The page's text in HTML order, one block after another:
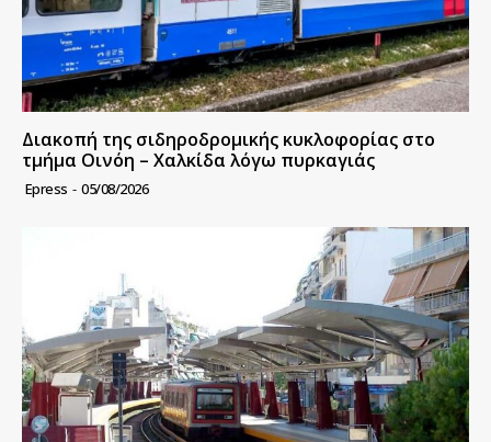
Διακοπή της σιδηροδρομικής κυκλοφορίας στο
τμήμα Οινόη – Χαλκίδα λόγω πυρκαγιάς
Epress - 05/08/2026